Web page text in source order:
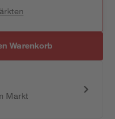
Warenkorb
Markt